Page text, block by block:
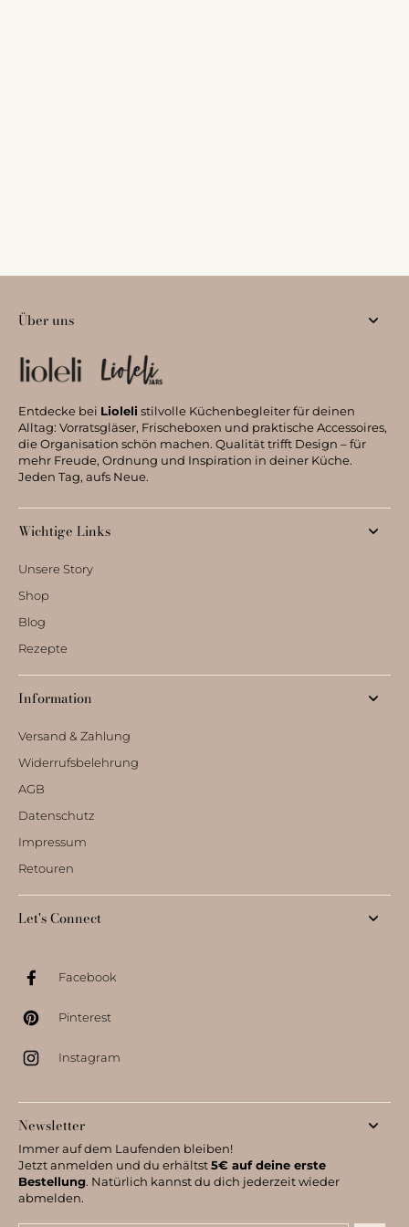
Über uns
Entdecke bei Lioleli stilvolle Küchenbegleiter für deinen
Alltag: Vorratsgläser, Frischeboxen und praktische Accessoires,
die Organisation schön machen. Qualität trifft Design – für
mehr Freude, Ordnung und Inspiration in deiner Küche.
Jeden Tag, aufs Neue.
Wichtige Links
Unsere Story
Shop
Blog
Rezepte
Information
Versand & Zahlung
Widerrufsbelehrung
AGB
Datenschutz
Impressum
Retouren
Let's Connect
Facebook
Pinterest
Instagram
Newsletter
Immer auf dem Laufenden bleiben!
Jetzt anmelden und du erhältst 5€ auf deine erste
Bestellung. Natürlich kannst du dich jederzeit wieder
abmelden.